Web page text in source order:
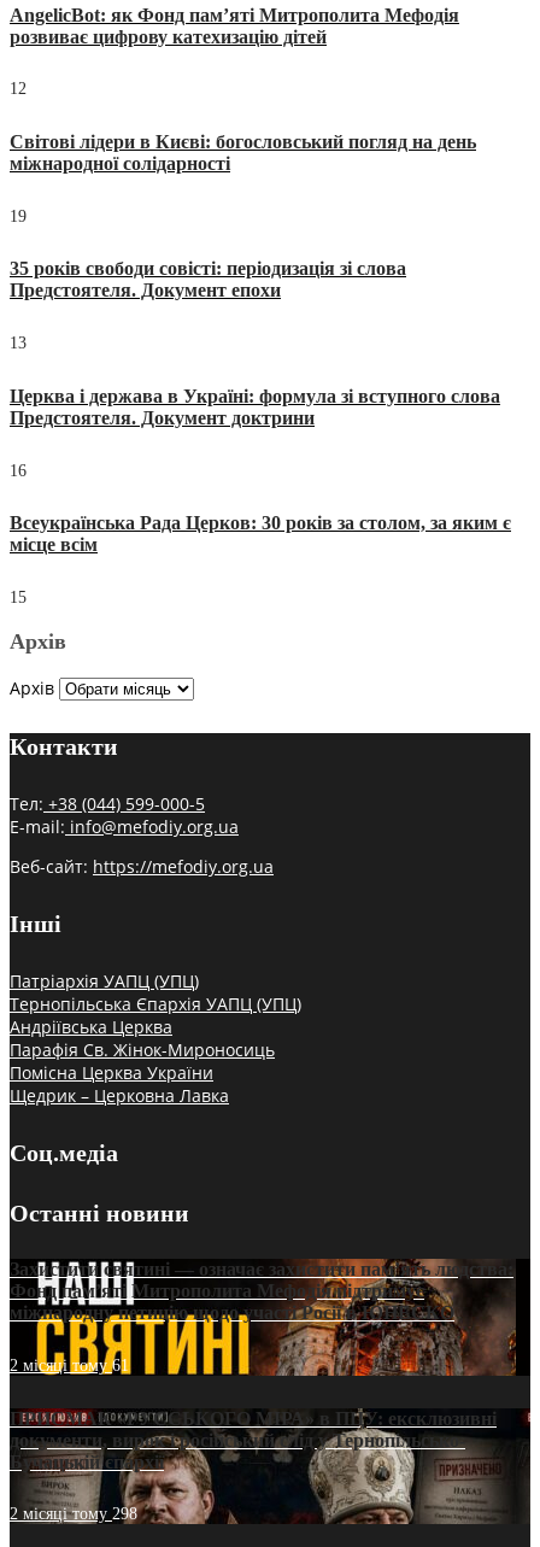
AngelicBot: як Фонд пам’яті Митрополита Мефодія
розвиває цифрову катехизацію дітей
12
Світові лідери в Києві: богословський погляд на день
міжнародної солідарності
19
35 років свободи совісті: періодизація зі слова
Предстоятеля. Документ епохи
13
Церква і держава в Україні: формула зі вступного слова
Предстоятеля. Документ доктрини
16
Всеукраїнська Рада Церков: 30 років за столом, за яким є
місце всім
15
Архів
Архів
Контакти
Тел: +38 (044) 599-000-5
E-mail: info@mefodiy.org.ua
Веб-сайт: https://mefodiy.org.ua
Інші
Патріархія УАПЦ (УПЦ)
Тернопільська Єпархія УАПЦ (УПЦ)
Андріївська Церква
Парафія Св. Жінок-Мироносиць
Помісна Церква України
Щедрик – Церковна Лавка
Соц.медіа
Останні новини
Захистити святині — означає захистити пам’ять людства:
Фонд пам’яті Митрополита Мефодія підтримує
міжнародну петицію щодо участі Росії в ЮНЕСКО
2 місяці тому61
ПРИСМАК «РУССЬКОГО МІРА» в ПЦУ: ексклюзивні
документи, вирок і російський слід у Тернопільсько-
Бучацькій єпархії
2 місяці тому 298